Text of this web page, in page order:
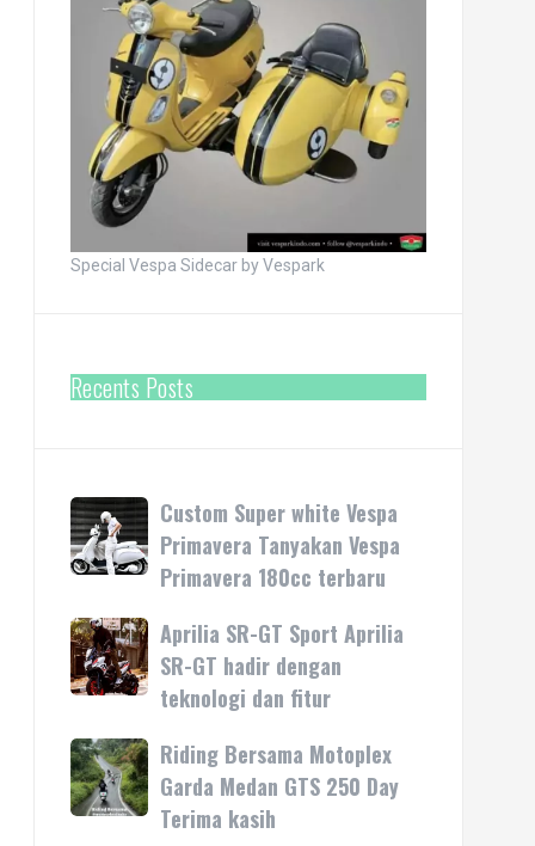
Special Vespa Sidecar by Vespark
Recents Posts
Custom
Super
white
Primavera
Tanyakan
Vespa
180cc
terbaru
Custom Super white Vespa
Primavera Tanyakan Vespa
Primavera 180cc terbaru
Aprilia
SR-
GT
Aprilia
SR-
GT
Aprilia SR-GT Sport Aprilia
SR-GT hadir dengan
teknologi dan fitur
Riding
Bersama
Motoplex
Riding Bersama Motoplex
Garda Medan GTS 250 Day
Terima kasih